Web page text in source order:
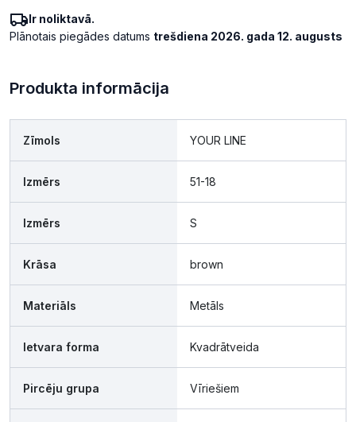
Ir noliktavā.
Plānotais piegādes datums trešdiena 2026. gada 12. augusts
Produkta informācija
Zīmols YOUR LINE
Izmērs 51-18
Izmērs S
Krāsa brown
Materiāls Metāls
Ietvara forma Kvadrātveida
Pircēju grupa Vīriešiem